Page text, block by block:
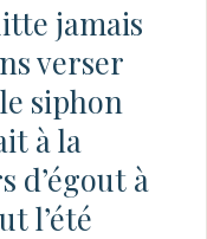
jamais
verser
siphon
à la
d’égout à
l’été